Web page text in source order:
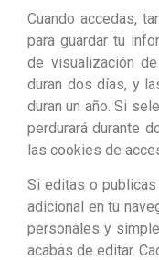
Cuando accedas,
para guardar tu
de visualización
duran dos días, y
duran un año. Si
perdurará durante
las cookies de
Si editas o publicas
adicional en tu
personales y
acabas de editar.